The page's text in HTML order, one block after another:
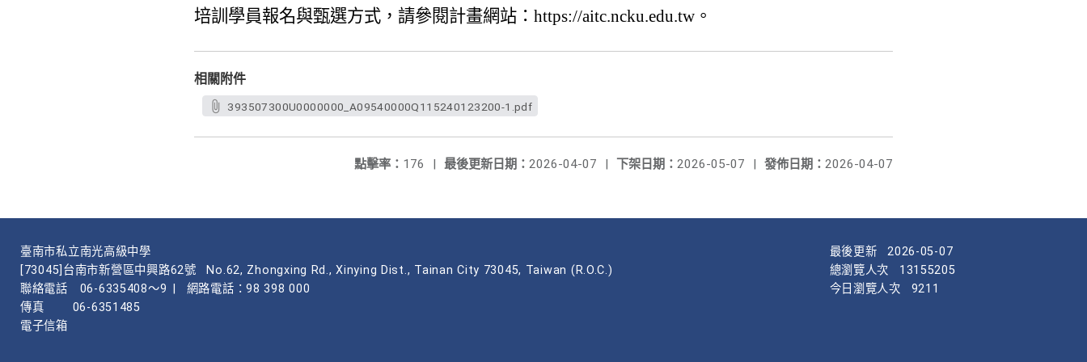
培訓學員報名與甄選方式，請參閱計畫網站：https://aitc.ncku.edu.tw。
相關附件
393507300U0000000_A09540000Q115240123200-1.pdf
發佈日期： 2026-04-07
下架日期： 2026-05-07 |
最後更新日期： 2026-04-07 |
點擊率： 176 |
臺南市私立南光高級中學
[73045]台南市新營區中興路62號
No.62, Zhongxing Rd., Xinying Dist., Tainan City 73045, Taiwan (R.O.C.)
聯絡電話
06-6335408～9
網路電話：98 398 000
傳真
06-6351485
電子信箱
最後更新
2026-05-07
總瀏覽人次
13155205
今日瀏覽人次
9211